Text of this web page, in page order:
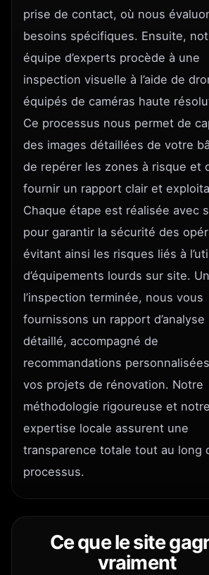
prise de contact, où nous
besoins spécifiques. Ensuite,
équipe d’experts procède à une
inspection visuelle à l’aide de
équipés de caméras haute
Ce processus nous permet de
des images détaillées de votre
de repérer les zones à risque et
fournir un rapport clair et
Chaque étape est réalisée avec
pour garantir la sécurité des
évitant ainsi les risques liés à
d’équipements lourds sur site.
l’inspection terminée, nous vous
fournissons un rapport d’analyse
détaillé, accompagné de
recommandations
vos projets de rénovation. Notre
méthodologie rigoureuse et notre
expertise locale assurent une
transparence totale tout au long
processus.
Ce que le site
vraiment